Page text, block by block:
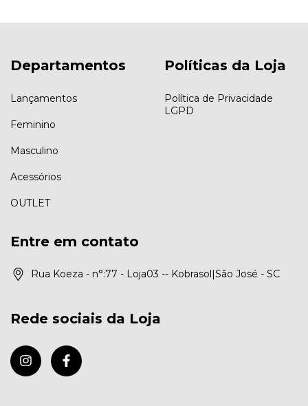
Departamentos
Lançamentos
Feminino
Masculino
Acessórios
OUTLET
Políticas da Loja
Política de Privacidade
LGPD
Entre em contato
Rua Koeza - n°:77 - Loja03 -- Kobrasol|São José - SC
Rede sociais da Loja